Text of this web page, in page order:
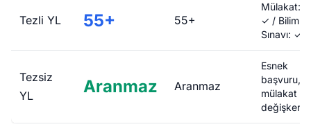
Tezli YL 55+ 55+
Mülakat:
✓ / Bilim
Sınavı: ✓
Tezsiz
YL
Aranmaz Aranmaz
Esnek
başvuru,
mülakat
değişken